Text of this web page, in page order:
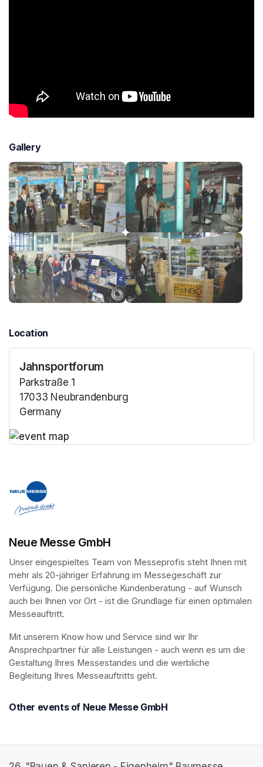
Gallery
Location
Jahnsportforum
Parkstraße 1
17033 Neubrandenburg
Germany
Neue Messe GmbH
Unser eingespieltes Team von Messeprofis steht Ihnen mit
mehr als 20-jähriger Erfahrung im Messegeschäft zur
Verfügung. Die persönliche Kundenberatung - auf Wunsch
auch bei Ihnen vor Ort - ist die Grundlage für einen optimalen
Messeauftritt.
Mit unserem Know how und Service sind wir Ihr
Ansprechpartner für alle Leistungen - auch wenn es um die
Gestaltung Ihres Messestandes und die werbliche
Begleitung Ihres Messeauftritts geht.
Other events of Neue Messe GmbH